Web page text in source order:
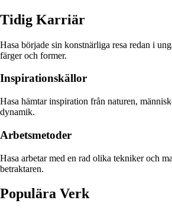
Tidig Karriär
Hasa började sin konstnärliga resa redan i
färger och former.
Inspirationskällor
Hasa hämtar inspiration från naturen,
dynamik.
Arbetsmetoder
Hasa arbetar med en rad olika tekniker och
betraktaren.
Populära Verk